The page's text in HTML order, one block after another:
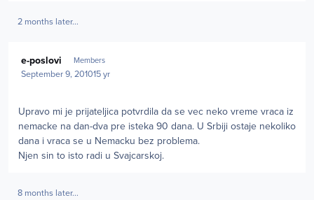
2 months later...
e-poslovi Members
September 9, 201015 yr
Upravo mi je prijateljica potvrdila da se vec neko vreme vraca iz
nemacke na dan-dva pre isteka 90 dana. U Srbiji ostaje nekoliko
dana i vraca se u Nemacku bez problema.
Njen sin to isto radi u Svajcarskoj.
8 months later...